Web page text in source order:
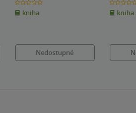
0.0
z
5
hvězdiček
kniha
Nedostupné
(váz.)
0.0
z
5
hvězdiček
kniha